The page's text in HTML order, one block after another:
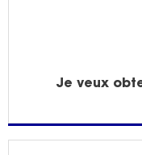
Je veux